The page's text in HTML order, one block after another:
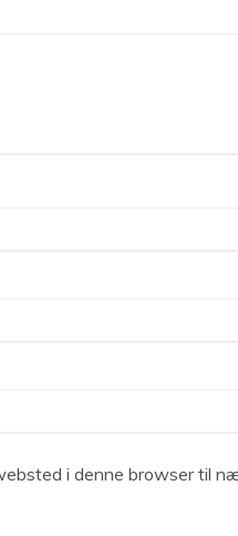
i denne browser til